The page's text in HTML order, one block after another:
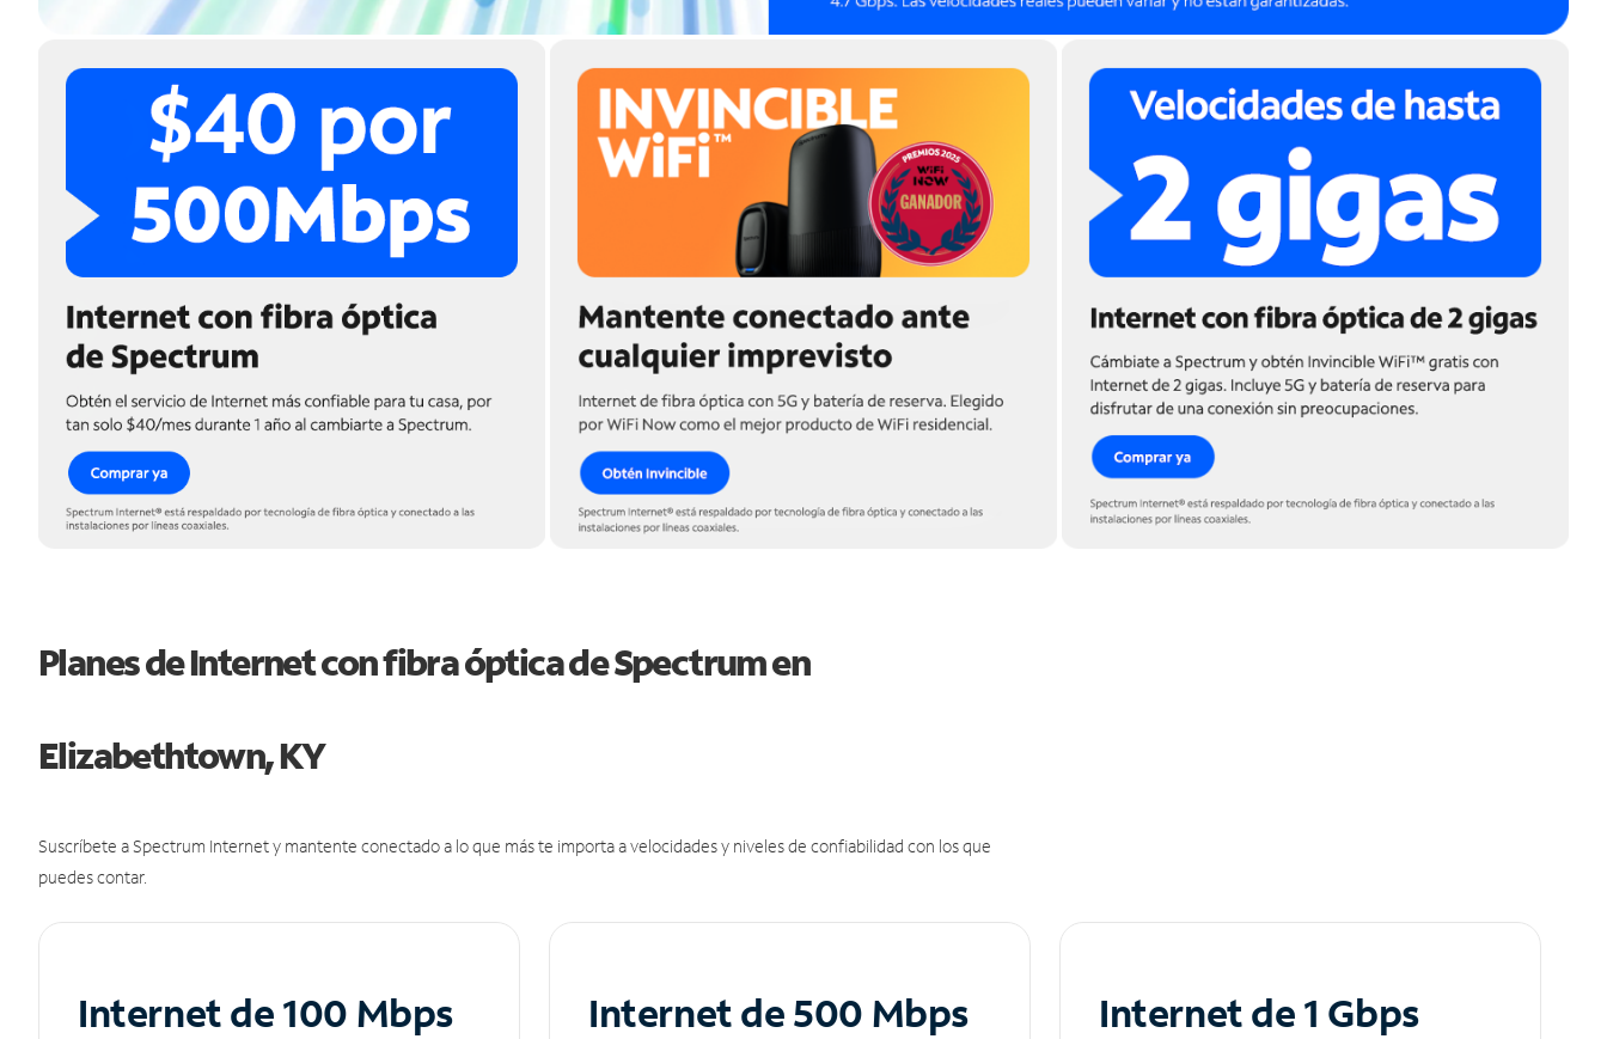
Planes de Internet con fibra óptica de Spectrum en
Elizabethtown, KY
Suscríbete a Spectrum Internet y mantente conectado a lo que más te importa a velocidades y niveles de confiabilidad con los que
puedes contar.
Internet de 100 Mbps Internet de 500 Mbps Internet de 1 Gbps